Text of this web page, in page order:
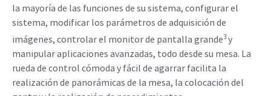
la mayoría de las funciones de su sistema, configurar el
sistema, modificar los parámetros de adquisición de
imágenes, controlar el monitor de pantalla grande3 y
manipular aplicaciones avanzadas, todo desde su mesa. La
rueda de control cómoda y fácil de agarrar facilita la
realización de panorámicas de la mesa, la colocación del